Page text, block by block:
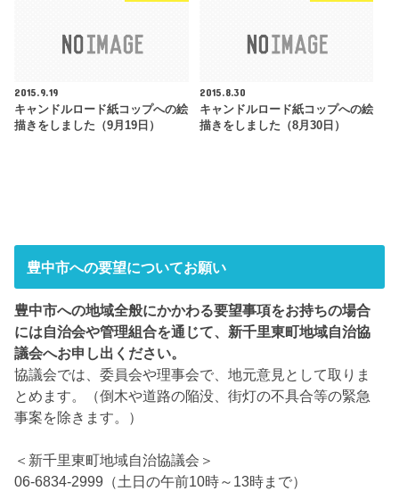
2015.9.19
キャンドルロード紙コップへの絵
描きをしました（9月19日）
2015.8.30
キャンドルロード紙コップへの絵
描きをしました（8月30日）
豊中市への要望についてお願い
豊中市への地域全般にかかわる要望事項をお持ちの場合
には自治会や管理組合を通じて、新千里東町地域自治協
議会へお申し出ください。
協議会では、委員会や理事会で、地元意見として取りま
とめます。（倒木や道路の陥没、街灯の不具合等の緊急
事案を除きます。）
＜新千里東町地域自治協議会＞
06-6834-2999（土日の午前10時～13時まで）